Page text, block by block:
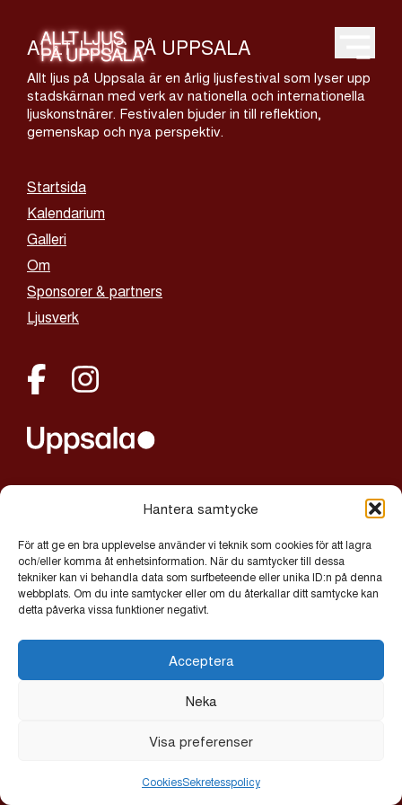
Hantera samtycke
För att ge en bra upplevelse använder vi teknik som cookies för att lagra
och/eller komma åt enhetsinformation. När du samtycker till dessa
tekniker kan vi behandla data som surfbeteende eller unika ID:n på denna
webbplats. Om du inte samtycker eller om du återkallar ditt samtycke kan
detta påverka vissa funktioner negativt.
Acceptera
Neka
Visa preferenser
CookiesSekretesspolicy
Open
ALLT LJUS PÅ UPPSALA
Allt ljus på Uppsala är en årlig ljusfestival som lyser upp
stadskärnan med verk av nationella och internationella
ljuskonstnärer. Festivalen bjuder in till reflektion,
gemenskap och nya perspektiv.
Startsida
Kalendarium
Galleri
Om
Sponsorer & partners
Ljusverk
alltljuspauppsala@uppsala.se
Integritetspolicy
Cookies
© 2026 Allt Ljus på Uppsala | Exor IT Byrå AB